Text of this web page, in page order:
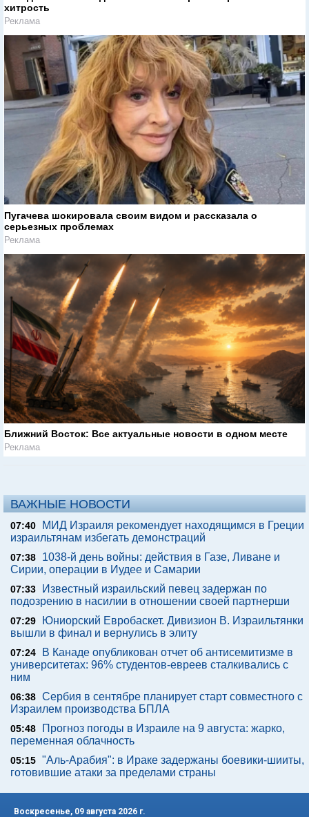
хитрость
Реклама
Пугачева шокировала своим видом и рассказала о
серьезных проблемах
Реклама
Ближний Восток: Все актуальные новости в одном месте
Реклама
ВАЖНЫЕ НОВОСТИ
07:40
МИД Израиля рекомендует находящимся в Греции
израильтянам избегать демонстраций
07:38
1038-й день войны: действия в Газе, Ливане и
Сирии, операции в Иудее и Самарии
07:33
Известный израильский певец задержан по
подозрению в насилии в отношении своей партнерши
07:29
Юниорский Евробаскет. Дивизион В. Израильтянки
вышли в финал и вернулись в элиту
07:24
В Канаде опубликован отчет об антисемитизме в
университетах: 96% студентов-евреев сталкивались с
ним
06:38 Сербия в сентябре планирует старт совместного с
Израилем производства БПЛА
05:48
Прогноз погоды в Израиле на 9 августа: жарко,
переменная облачность
05:15 "Аль-Арабия": в Ираке задержаны боевики-шииты,
готовившие атаки за пределами страны
Воскресенье, 09 августа 2026 г.